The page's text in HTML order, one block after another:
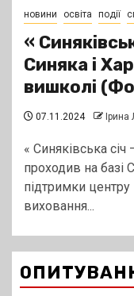
новини освіта події
«
Синяка і
вишколі
07.11.2024
« Синяківська
проходив на базі
підтримки центру
виховання...